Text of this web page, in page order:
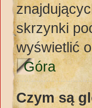
skrzynki
wyświetlić
Góra
Czym są